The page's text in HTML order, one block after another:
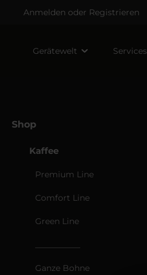
Anmelden oder Registrieren
Gerätewelt Services
Shop
Kaffee
Premium Line
Comfort Line
Green Line
Ganze Bohne